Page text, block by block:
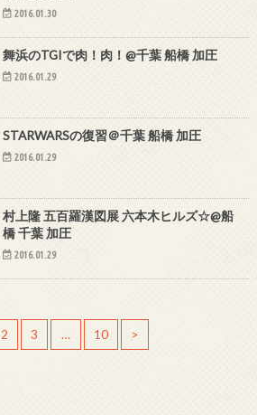
2016.01.30
舞浜のTGIで肉！肉！@千葉 船橋 加圧
2016.01.29
STARWARSの復習＠千葉 船橋 加圧
2016.01.29
村上隆 五百羅漢図展 六本木ヒルズ☆@船
橋 千葉 加圧
2016.01.29
2 3 … 10 >